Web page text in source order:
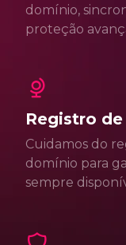
domínio,
proteção
Registro
Cuidamos do
domínio para
sempre